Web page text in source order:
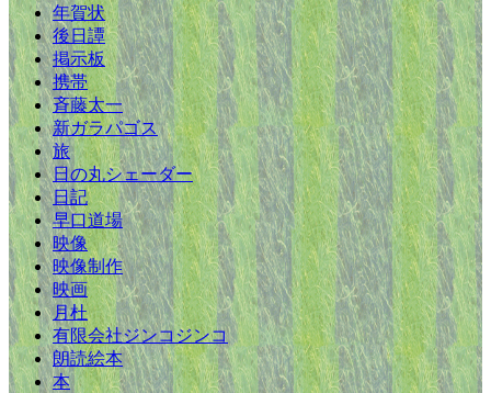
年賀状
後日譚
掲示板
携帯
斉藤太一
新ガラパゴス
旅
日の丸シェーダー
日記
早口道場
映像
映像制作
映画
月杜
有限会社ジンコジンコ
朗読絵本
本